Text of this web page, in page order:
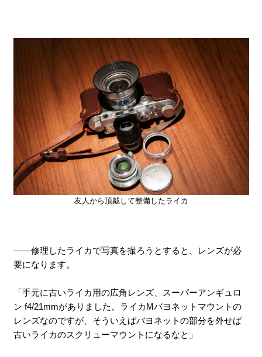
友人から頂戴して整備したライカ
――修理したライカで写真を撮ろうとすると、レンズが必
要になります。
「手元に古いライカ用の広角レンズ、スーパーアンギュロ
ン f4/21mmがありました。ライカMバヨネットマウントの
レンズなのですが、そういえばバヨネットの部分を外せば
古いライカのスクリューマウントになるなと」